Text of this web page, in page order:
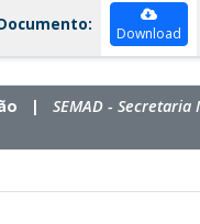
Download
| SEMAD -